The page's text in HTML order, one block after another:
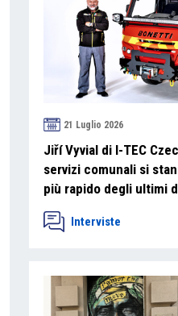
21 Luglio 2026
Jiří Vyvial di I-TEC
servizi comunali si
più rapido degli ultimi
Interviste